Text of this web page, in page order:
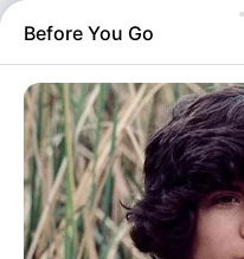
Before You Go